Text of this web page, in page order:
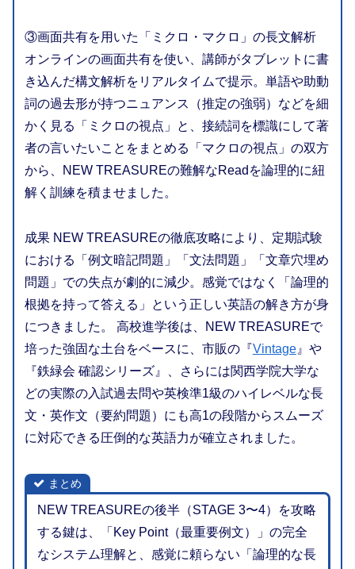
③画面共有を用いた「ミクロ・マクロ」の長文解析
オンラインの画面共有を使い、講師がタブレットに書
き込んだ構文解析をリアルタイムで提示。単語や助動
詞の過去形が持つニュアンス（推定の強弱）などを細
かく見る「ミクロの視点」と、接続詞を標識にして著
者の言いたいことをまとめる「マクロの視点」の双方
から、NEW TREASUREの難解なReadを論理的に紐
解く訓練を積ませました。
成果 NEW TREASUREの徹底攻略により、定期試験
における「例文暗記問題」「文法問題」「文章穴埋め
問題」での失点が劇的に減少。感覚ではなく「論理的
根拠を持って答える」という正しい英語の解き方が身
につきました。 高校進学後は、NEW TREASUREで
培った強固な土台をベースに、市販の『Vintage』や
『鉄緑会 確認シリーズ』、さらには関西学院大学な
どの実際の入試過去問や英検準1級のハイレベルな長
文・英作文（要約問題）にも高1の段階からスムーズ
に対応できる圧倒的な英語力が確立されました。
まとめ
NEW TREASUREの後半（STAGE 3〜4）を攻略
する鍵は、「Key Point（最重要例文）」の完全
なシステム理解と、感覚に頼らない「論理的な長